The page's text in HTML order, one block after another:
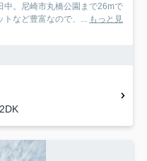
中。尼崎市丸橋公園まで26mで
など豊富なので、...
もっと見